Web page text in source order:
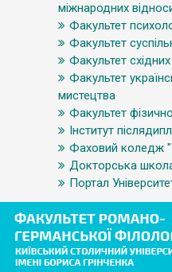
міжнародних
Факультет
Факультет
Факультет
Факультет
мистецтва
Факультет
Інститут
Фаховий коледж
Докторська
Портал